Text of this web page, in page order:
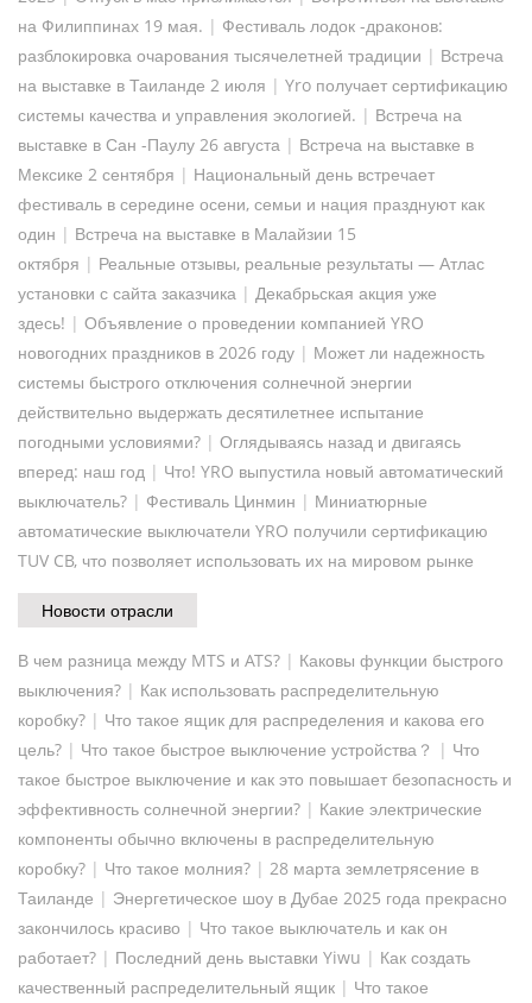
на Филиппинах 19 мая. | Фестиваль лодок -драконов:
разблокировка очарования тысячелетней традиции | Встреча
на выставке в Таиланде 2 июля | Yro получает сертификацию
системы качества и управления экологией. | Встреча на
выставке в Сан -Паулу 26 августа | Встреча на выставке в
Мексике 2 сентября | Национальный день встречает
фестиваль в середине осени, семьи и нация празднуют как
один | Встреча на выставке в Малайзии 15
октября | Реальные отзывы, реальные результаты — Атлас
установки с сайта заказчика | Декабрьская акция уже
здесь! | Объявление о проведении компанией YRO
новогодних праздников в 2026 году | Может ли надежность
системы быстрого отключения солнечной энергии
действительно выдержать десятилетнее испытание
погодными условиями? | Оглядываясь назад и двигаясь
вперед: наш год | Что! YRO выпустила новый автоматический
выключатель? | Фестиваль Цинмин | Миниатюрные
автоматические выключатели YRO получили сертификацию
TUV CB, что позволяет использовать их на мировом рынке
Новости отрасли
В чем разница между MTS и ATS? | Каковы функции быстрого
выключения? | Как использовать распределительную
коробку? | Что такое ящик для распределения и какова его
цель? | Что такое быстрое выключение устройства？ | Что
такое быстрое выключение и как это повышает безопасность и
эффективность солнечной энергии? | Какие электрические
компоненты обычно включены в распределительную
коробку? | Что такое молния? | 28 марта землетрясение в
Таиланде | Энергетическое шоу в Дубае 2025 года прекрасно
закончилось красиво | Что такое выключатель и как он
работает? | Последний день выставки Yiwu | Как создать
качественный распределительный ящик | Что такое